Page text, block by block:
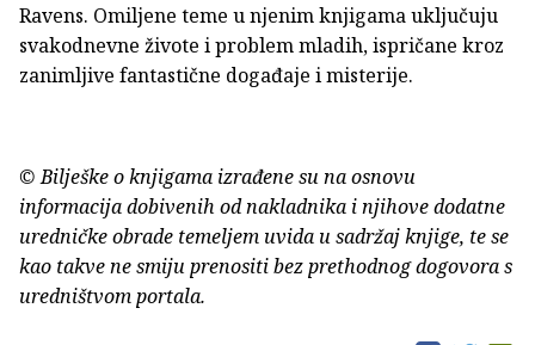
Ravens. Omiljene teme u njenim knjigama uključuju
svakodnevne živote i problem mladih, ispričane kroz
zanimljive fantastične događaje i misterije.
© Bilješke o knjigama izrađene su na osnovu
informacija dobivenih od nakladnika i njihove dodatne
uredničke obrade temeljem uvida u sadržaj knjige, te se
kao takve ne smiju prenositi bez prethodnog dogovora s
uredništvom portala.